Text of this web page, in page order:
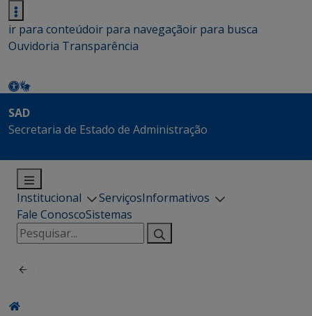
ir para conteúdoir para navegaçãoir para busca
Ouvidoria Transparência
SAD
Secretaria de Estado de Administração
Institucional ServiçosInformativos
Fale ConoscoSistemas
Pesquisar
por: